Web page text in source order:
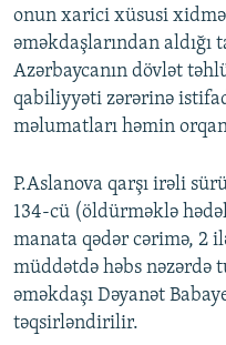
onun xarici xüsusi
əməkdaşlarından aldığı
Azərbaycanın dövlət
qabiliyyəti zərərinə
məlumatları həmin
P.Aslanova qarşı irəli
134-cü (öldürməklə
manata qədər cərimə, 2
müddətdə həbs
əməkdaşı Dəyanət
təqsirləndirilir.